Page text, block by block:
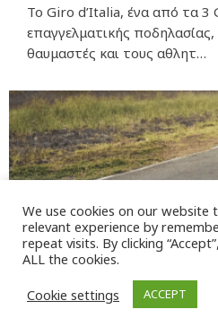
Το Giro d’Italia, ένα από τα 3
επαγγελματικής ποδηλασίας,
θαυμαστές και τους αθλητ…
MORE
Γιατί τελικά
Cyclonews Team January 6,
We use cookies on our website
relevant experience by
repeat visits. By clicking
ALL the cookies.
Cookie settings
ACCEPT